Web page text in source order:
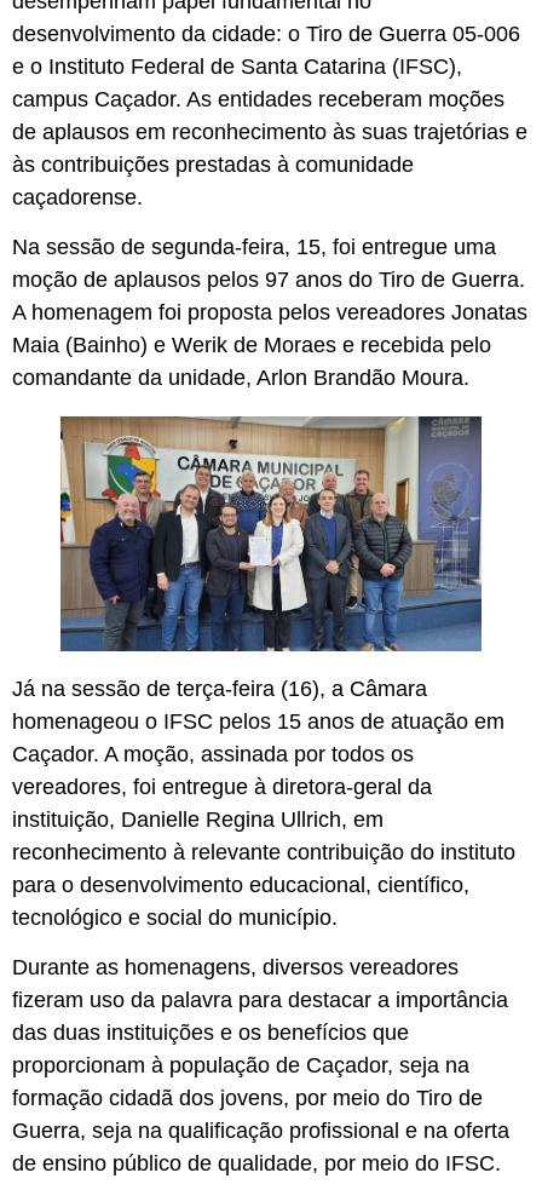
desenvolvimento da cidade: o Tiro de Guerra 05-006
e o Instituto Federal de Santa Catarina (IFSC),
campus Caçador. As entidades receberam moções
de aplausos em reconhecimento às suas trajetórias e
às contribuições prestadas à comunidade
caçadorense.
Na sessão de segunda-feira, 15, foi entregue uma
moção de aplausos pelos 97 anos do Tiro de Guerra.
A homenagem foi proposta pelos vereadores Jonatas
Maia (Bainho) e Werik de Moraes e recebida pelo
comandante da unidade, Arlon Brandão Moura.
Já na sessão de terça-feira (16), a Câmara
homenageou o IFSC pelos 15 anos de atuação em
Caçador. A moção, assinada por todos os
vereadores, foi entregue à diretora-geral da
instituição, Danielle Regina Ullrich, em
reconhecimento à relevante contribuição do instituto
para o desenvolvimento educacional, científico,
tecnológico e social do município.
Durante as homenagens, diversos vereadores
fizeram uso da palavra para destacar a importância
das duas instituições e os benefícios que
proporcionam à população de Caçador, seja na
formação cidadã dos jovens, por meio do Tiro de
Guerra, seja na qualificação profissional e na oferta
de ensino público de qualidade, por meio do IFSC.